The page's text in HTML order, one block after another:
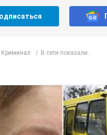
Криминал В сети показали...